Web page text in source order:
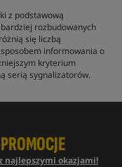
z podstawową
rozbudowanych
się liczbą
informowania o
kryterium
serią sygnalizatorów.
PROMOCJE
najlepszymi okazjami!